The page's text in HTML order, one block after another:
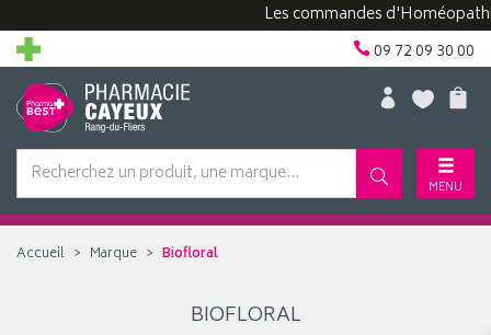
Les commandes
09 72 09 30 00
MENU
Accueil Marque Biofloral
BIOFLORAL